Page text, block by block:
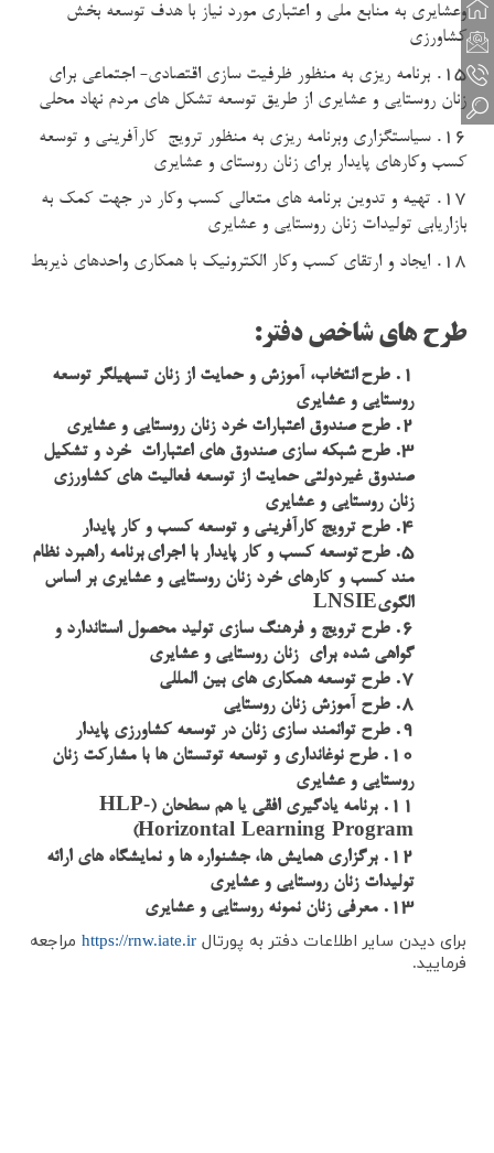
وعشایری به منابع ملی و اعتباری مورد نیاز با هدف توسعه بخش
کشاورزی
15.
برنامه ریزی به منظور ظرفیت سازی اقتصادی- اجتماعی برای
زنان روستایی و عشایری از طریق توسعه تشکل های مردم نهاد محلی
16.
سیاستگزاری وبرنامه ریزی به منظور ترویج کارآفرینی و توسعه
کسب وکارهای پایدار برای زنان روستای و عشایری
17.
تهیه و تدوین برنامه های متعالی کسب وکار در جهت کمک به
بازاریابی تولیدات زنان روستایی و عشایری
18. ایجاد و ارتقای کسب وکار الکترونیک با همکاری واحدهای ذیربط
طرح های شاخص دفتر:
1. طرح انتخاب، آموزش و حمايت از زنان تسهیلگر توسعه
روستایی و عشایری
2. طرح صندوق اعتبارات خرد زنان روستايي و عشایری
3.
طرح شبکه سازی صندوق های اعتبارات خرد و تشکیل
صندوق غیردولتی حمایت از توسعه فعالیت های کشاورزی
زنان روستایی و عشایری
4. طرح ترويج کارآفرینی و توسعه کسب و کار پایدار
5. طرح توسعه کسب و کار پایدار با اجرای برنامه راهبرد نظام
مند کسب و کارهای خرد زنان روستایی و عشایری بر اساس
الگویLNSIE
6.
طرح ترویج و فرهنگ سازی تولید محصول استاندارد و
گواهی شده برای زنان روستایی و عشایری
7. طرح توسعه همکاری های بین المللی
8. طرح آموزش زنان روستایی
9. طرح توانمند سازی زنان در توسعه کشاورزی پایدار
10.
طرح نوغانداری و توسعه توتستان ها با مشارکت زنان
روستایی و عشایری
11. برنامه یادگیری افقی یا هم سطحان (HLP-
Horizontal Learning Program
)
12.
برگزاری همایش ها، جشنواره ها و نمایشگاه های ارائه
تولیدات زنان روستایی و عشایری
13. معرفی زنان نمونه روستایی و عشایری
برای دیدن سایر اطلاعات دفتر به پورتال https://rnw.iate.ir مراجعه
فرمایید.